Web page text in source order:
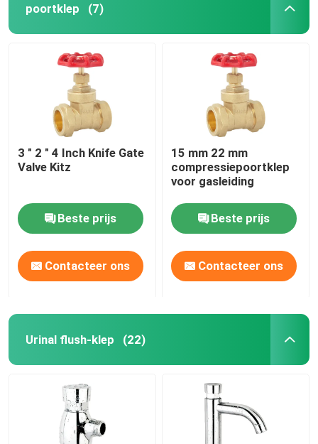
poortklep (7)
3 " 2 " 4 Inch Knife Gate
Valve Kitz
Beste prijs
Contacteer ons
15 mm 22 mm
compressiepoortklep
voor gasleiding
Beste prijs
Contacteer ons
Urinal flush-klep (22)